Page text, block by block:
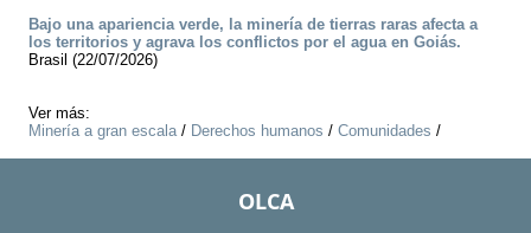
Bajo una apariencia verde, la minería de tierras raras afecta a
los territorios y agrava los conflictos por el agua en Goiás.
Brasil (22/07/2026)
Ver más:
Minería a gran escala/ Derechos humanos / Comunidades /
OLCA